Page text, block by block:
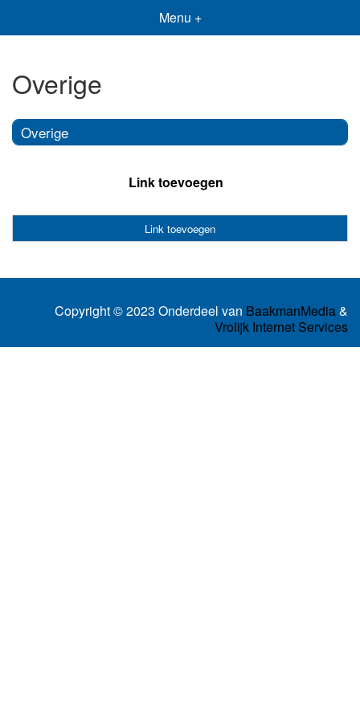
Menu +
Overige
Overige
Link toevoegen
Link toevoegen
Copyright © 2023 Onderdeel van BaakmanMedia&
Vrolijk Internet Services